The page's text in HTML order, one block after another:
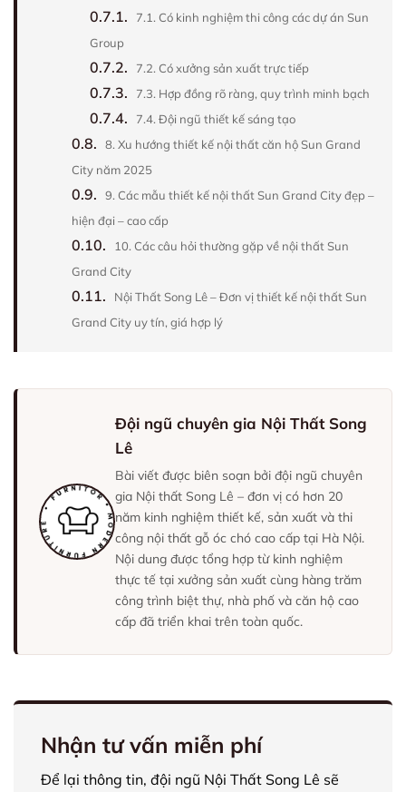
0.7.1.
7.1. Có kinh nghiệm thi công các dự án Sun
Group
0.7.2. 7.2. Có xưởng sản xuất trực tiếp
0.7.3. 7.3. Hợp đồng rõ ràng, quy trình minh bạch
0.7.4. 7.4. Đội ngũ thiết kế sáng tạo
0.8.
8. Xu hướng thiết kế nội thất căn hộ Sun Grand
City năm 2025
0.9.
9. Các mẫu thiết kế nội thất Sun Grand City đẹp –
hiện đại – cao cấp
0.10.
10. Các câu hỏi thường gặp về nội thất Sun
Grand City
0.11.
Nội Thất Song Lê – Đơn vị thiết kế nội thất Sun
Grand City uy tín, giá hợp lý
Đội ngũ chuyên gia Nội Thất Song
Lê
Bài viết được biên soạn bởi đội ngũ chuyên
gia Nội thất Song Lê – đơn vị có hơn 20
năm kinh nghiệm thiết kế, sản xuất và thi
công nội thất gỗ óc chó cao cấp tại Hà Nội.
Nội dung được tổng hợp từ kinh nghiệm
thực tế tại xưởng sản xuất cùng hàng trăm
công trình biệt thự, nhà phố và căn hộ cao
cấp đã triển khai trên toàn quốc.
Nhận tư vấn miễn phí
Để lại thông tin, đội ngũ Nội Thất Song Lê sẽ